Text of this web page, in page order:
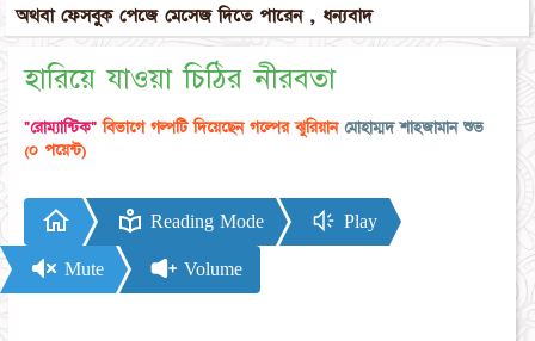
অথবা ফেসবুক পেজে মেসেজ দিতে পারেন , ধন্যবাদ
হারিয়ে যাওয়া চিঠির নীরবতা
"রোম্যান্টিক" বিভাগে গল্পটি দিয়েছেন গল্পের ঝুরিয়ান মোহাম্মদ শাহজামান শুভ
(০ পয়েন্ট)
Reading Mode Play
Mute Volume